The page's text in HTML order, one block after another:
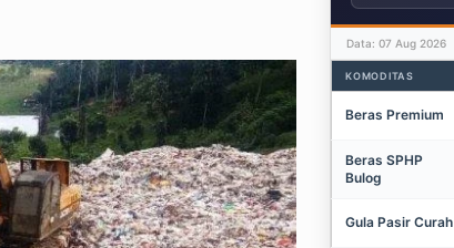
Data: 07 Aug 2026
KOMODITAS
Beras Premium
Beras SPHP
Bulog
Gula Pasir Curah